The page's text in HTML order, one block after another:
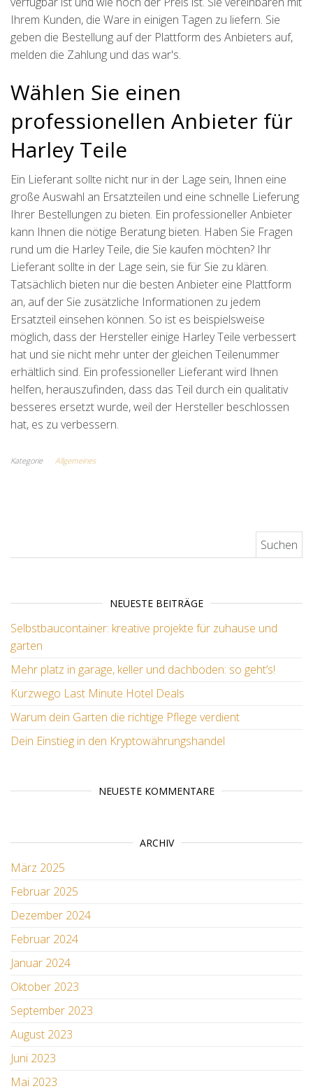
Ihrem Kunden, die Ware in einigen Tagen zu liefern. Sie
geben die Bestellung auf der Plattform des Anbieters auf,
melden die Zahlung und das war's.
Wählen Sie einen
professionellen Anbieter für
Harley Teile
Ein Lieferant sollte nicht nur in der Lage sein, Ihnen eine
große Auswahl an Ersatzteilen und eine schnelle Lieferung
Ihrer Bestellungen zu bieten. Ein professioneller Anbieter
kann Ihnen die nötige Beratung bieten. Haben Sie Fragen
rund um die Harley Teile, die Sie kaufen möchten? Ihr
Lieferant sollte in der Lage sein, sie für Sie zu klären.
Tatsächlich bieten nur die besten Anbieter eine Plattform
an, auf der Sie zusätzliche Informationen zu jedem
Ersatzteil einsehen können. So ist es beispielsweise
möglich, dass der Hersteller einige Harley Teile verbessert
hat und sie nicht mehr unter der gleichen Teilenummer
erhältlich sind. Ein professioneller Lieferant wird Ihnen
helfen, herauszufinden, dass das Teil durch ein qualitativ
besseres ersetzt wurde, weil der Hersteller beschlossen
hat, es zu verbessern.
Kategorie Allgemeines
NEUESTE BEITRÄGE
Selbstbaucontainer: kreative projekte für zuhause und
garten
Mehr platz in garage, keller und dachboden: so geht’s!
Kurzwego Last Minute Hotel Deals
Warum dein Garten die richtige Pflege verdient
Dein Einstieg in den Kryptowährungshandel
NEUESTE KOMMENTARE
ARCHIV
März 2025
Februar 2025
Dezember 2024
Februar 2024
Januar 2024
Oktober 2023
September 2023
August 2023
Juni 2023
Mai 2023